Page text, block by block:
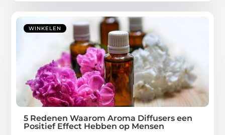
WINKELEN
5 Redenen Waarom Aroma Diffusers een
Positief Effect Hebben op Mensen